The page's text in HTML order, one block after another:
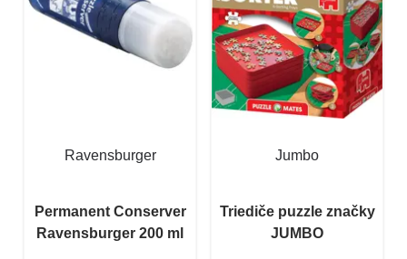
Ravensburger
Permanent Conserver
Ravensburger 200 ml
Jumbo
Triediče puzzle značky
JUMBO